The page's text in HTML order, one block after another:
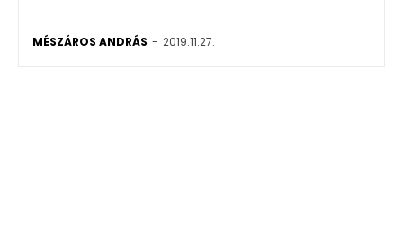
MÉSZÁROS ANDRÁS - 2019.11.27.